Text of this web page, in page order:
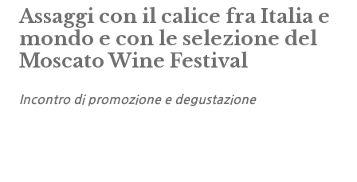
Assaggi con il calice fra Italia e
mondo e con le selezione del
Moscato Wine Festival
Incontro di promozione e degustazione